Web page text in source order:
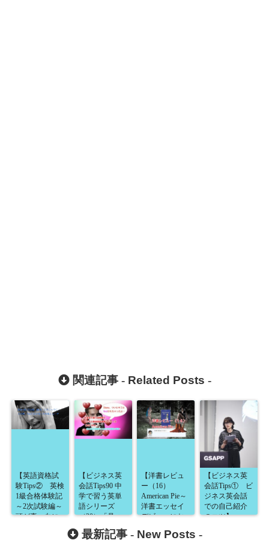
関連記事 - Related Posts -
【英語資格試
験Tips② 英検
1級合格体験記
～2次試験編～
頭が真っ白に
【ビジネス英
会話Tips90 中
学で習う英単
語シリーズ
（20）「見つ
ける」以外に
も意味が沢
【洋書レビュ
ー（16）
American Pie～
洋書エッセイ
デビューにお
【ビジネス英
会話Tips① ビ
ジネス英会話
での自己紹介
のコツ】
最新記事 - New Posts -